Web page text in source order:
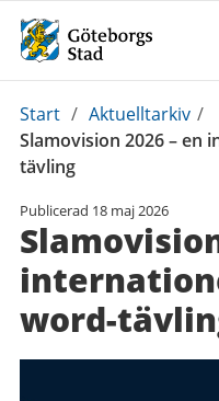
Du
är
här:
Start / Aktuelltarkiv /
Slamovision 2026 – en
tävling
Publicerad 18 maj 2026
word-